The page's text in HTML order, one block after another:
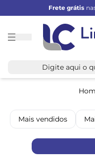
Frete grátis
Linha
Mais vendidos